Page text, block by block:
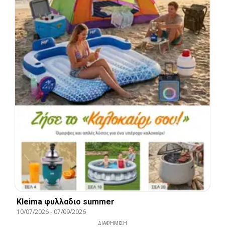
Kleima φυλλαδιο summer
10/07/2026- 07/09/2026
ΔΙΑΦΉΜΙΣΗ